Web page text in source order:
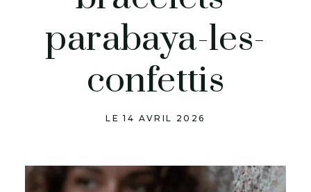
parabaya-les-
confettis
LE 14 AVRIL 2026